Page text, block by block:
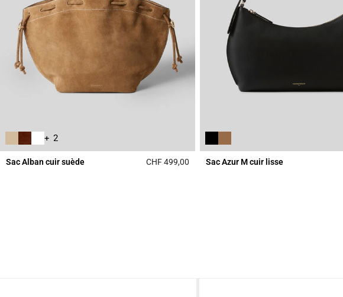
+ 2
Sac Alban cuir suède CHF 499,00 3.6 out of 5 Customer Rating
Sac Azur M cuir lisse